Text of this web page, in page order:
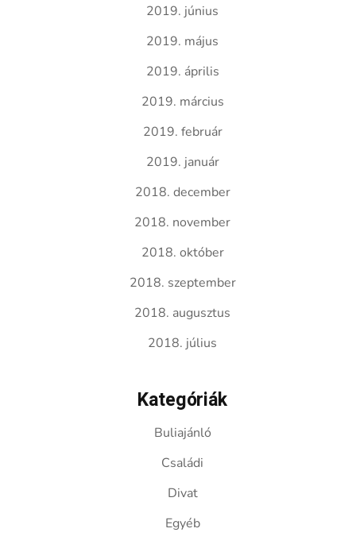
2019. június
2019. május
2019. április
2019. március
2019. február
2019. január
2018. december
2018. november
2018. október
2018. szeptember
2018. augusztus
2018. július
Kategóriák
Buliajánló
Családi
Divat
Egyéb